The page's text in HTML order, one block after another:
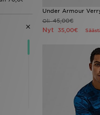
Under Armour
Oli45,00€
Nyt 35,00€